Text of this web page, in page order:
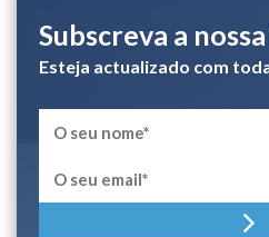
Subscreva a
Esteja actualizado com